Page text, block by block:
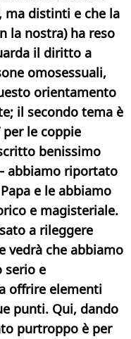
distinti e che la
la nostra) ha reso
il diritto a
omosessuali,
orientamento
il secondo tema è
per le coppie
benissimo
abbiamo riportato
e le abbiamo
e magisteriale.
a rileggere
vedrà che abbiamo
serio e
offrire elementi
punti. Qui, dando
purtroppo è per